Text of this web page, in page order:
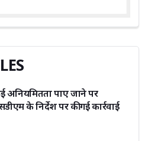
अनियमितता पाए जाने पर
के निर्देश पर की गई कार्रवाई